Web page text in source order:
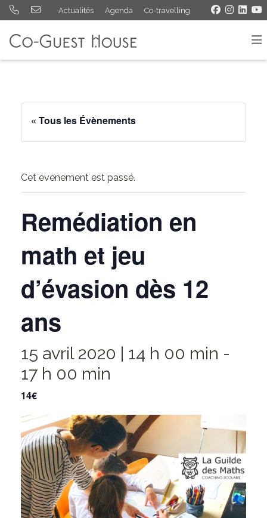
Actualités Agenda Co-travelling
« Tous les Évènements
Cet évènement est passé.
Remédiation en
math et jeu
d’évasion dès 12
ans
15 avril 2020 | 14 h 00 min -
17 h 00 min
14€